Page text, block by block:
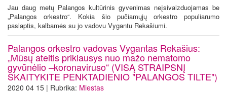
Jau daug metų Palangos kultūrinis gyvenimas neįsivaizduojamas be
„Palangos orkestro“. Kokia šio pučiamųjų orkestro populiarumo
paslaptis, kalbamės su jo vadovu Vygantu Rekašiumi.
Palangos orkestro vadovas Vygantas Rekašius:
„Mūsų ateitis priklausys nuo mažo nematomo
gyvūnėlio –koronaviruso“ (VISĄ STRAIPSNĮ
SKAITYKITE PENKTADIENIO "PALANGOS TILTE")
2020 04 15 | Rubrika: Miestas